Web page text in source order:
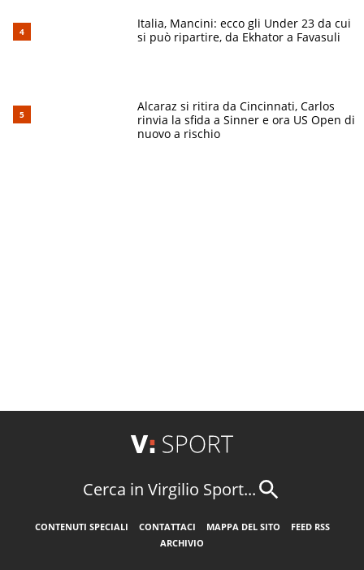
Italia, Mancini: ecco gli Under 23 da cui
si può ripartire, da Ekhator a Favasuli
Alcaraz si ritira da Cincinnati, Carlos
rinvia la sfida a Sinner e ora US Open di
nuovo a rischio
Cerca in Virgilio Sport...
CONTENUTI SPECIALI CONTATTACI MAPPA DEL SITO
FEED RSS
ARCHIVIO